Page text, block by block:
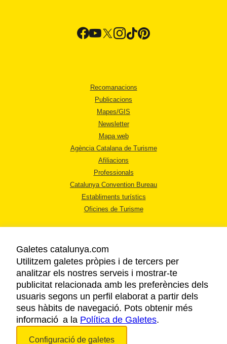
Recomanacions
Publicacions
Mapes/GIS
Newsletter
Mapa web
Agència Catalana de Turisme
Afiliacions
Professionals
Catalunya Convention Bureau
Establiments turístics
Oficines de Turisme
AVÍS LEGAL
POLÍTICA DE PRIVACITAT
COOKIES
ACCESSIBILITAT
Galetes catalunya.com
Utilitzem galetes pròpies i de tercers per
analitzar els nostres serveis i mostrar-te
publicitat relacionada amb les preferències dels
usuaris segons un perfil elaborat a partir dels
seus hàbits de navegació. Pots obtenir més
informació a la Política de Galetes.
Configuració de galetes